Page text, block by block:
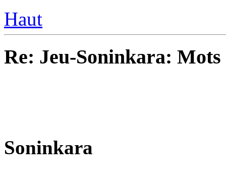
Haut
Re: Jeu-Soninkara:
Soninkara